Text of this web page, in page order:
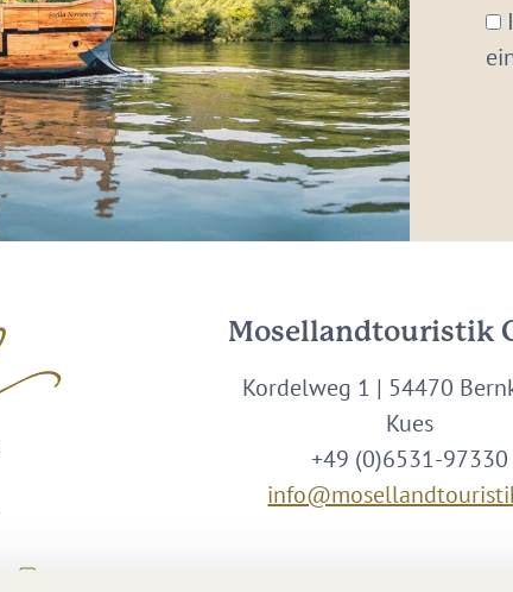
Mosellandtouristik
Kordelweg 1 | 54470
Kues
+49 (0)6531-97330